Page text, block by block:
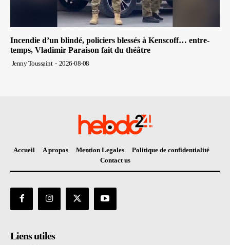
Incendie d’un blindé, policiers blessés à Kenscoff… entre-
temps, Vladimir Paraison fait du théâtre
Jenny Toussaint - 2026-08-08
Accueil A propos Mention Legales
Politique de confidentialité
Contact us
Liens utiles